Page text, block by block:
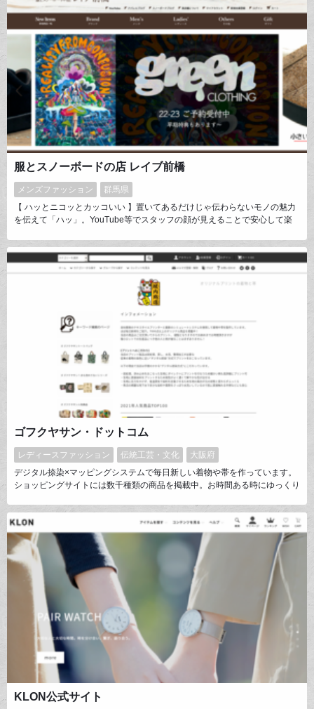
服とスノーボードの店 レイブ前橋
メンズファッション
群馬県
【 ハッとニコッとカッコいい 】置いてあるだけじゃ伝わらないモノの魅力
を伝えて「ハッ」。YouTube等でスタッフの顔が見えることで安心して楽
ッコいい」と言われる。そんな店を目指しています。まだまだ模索中です
が、カッコいいと言われる人を全国に増やしたい！
ゴフクヤサン・ドットコム
レディースファッション 伝統工芸・文化
大阪府
デジタル捺染×マッピングシステムで毎日新しい着物や帯を作っています。
ショッピングサイトには数千種類の商品を掲載中。お時間ある時にゆっくり
リンター“モナリザ”を導入。より高品質でタイムリーなものづくりが出来る
ようになりました！
KLON公式サイト